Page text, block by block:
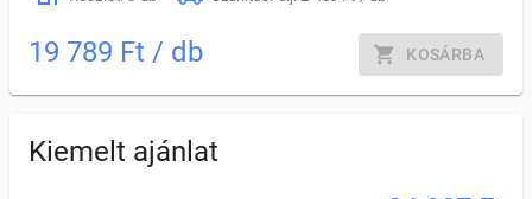
19 789 Ft / db KOSÁRBA
Kiemelt ajánlat